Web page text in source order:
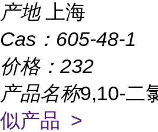
产地
上海
Cas： 605-48-1
价格： 232
产品名称9,10-二
似产品 >